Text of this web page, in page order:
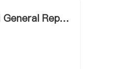
Repair